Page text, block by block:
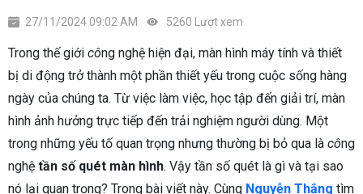
27/11/2024 09:02 AM 5260 Lượt xem
Trong thế giới công nghệ hiện đại, màn hình máy tính và thiết
bị di động trở thành một phần thiết yếu trong cuộc sống hàng
ngày của chúng ta. Từ việc làm việc, học tập đến giải trí, màn
hình ảnh hưởng trực tiếp đến trải nghiệm người dùng. Một
trong những yếu tố quan trọng nhưng thường bị bỏ qua là công
nghệ tần số quét màn hình. Vậy tần số quét là gì và tại sao
nó lại quan trọng? Trong bài viết này. Cùng Nguyễn Thắng tìm